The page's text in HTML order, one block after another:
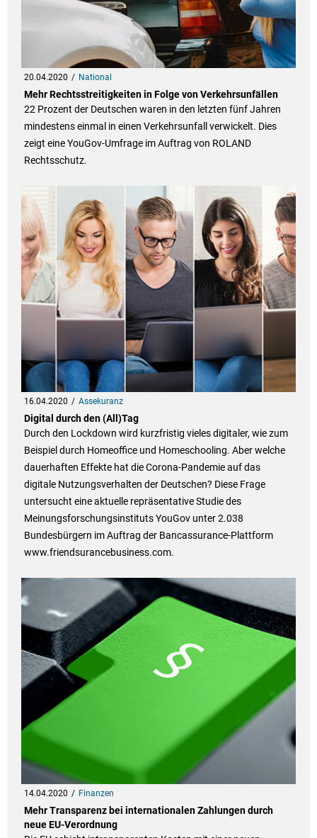
20.04.2020 National
Mehr Rechtsstreitigkeiten in Folge von Verkehrsunfällen
22 Prozent der Deutschen waren in den letzten fünf Jahren
mindestens einmal in einen Verkehrsunfall verwickelt. Dies
zeigt eine YouGov-Umfrage im Auftrag von ROLAND
Rechtsschutz.
16.04.2020 Assekuranz
Digital durch den (All)Tag
Durch den Lockdown wird kurzfristig vieles digitaler, wie zum
Beispiel durch Homeoffice und Homeschooling. Aber welche
dauerhaften Effekte hat die Corona-Pandemie auf das
digitale Nutzungsverhalten der Deutschen? Diese Frage
untersucht eine aktuelle repräsentative Studie des
Meinungsforschungsinstituts YouGov unter 2.038
Bundesbürgern im Auftrag der Bancassurance-Plattform
www.friendsurancebusiness.com.
14.04.2020 Finanzen
Mehr Transparenz bei internationalen Zahlungen durch
neue EU-Verordnung